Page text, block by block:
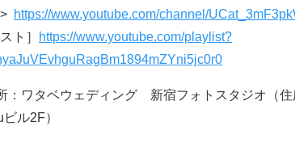
https://www.youtube.com/channel/
ト］
https://www.youtube.com/playlist?
：ワタベウェディング 新宿フォトスタジオ（
ル2F）